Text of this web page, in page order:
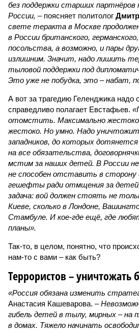
без поддержки старших партнёров
России, – поясняет политолог
свете теракта в Москве
в России британского,
посольства, а возможно, и пары
излишним. Значит, надо лишить
тыловой поддержки под
Это уже не побудка, это – набат,
А вот за трагедию Геленджика надо
справедливо полагает Евстафьев.
отомстить. Максимально
жестоко. Но умно. Надо
западников, до которых
на все обязательства,
мстим за наших детей. В России
не способен отставить в сторону
гешефты ради отмщения за
задача: вой должен стоять не
Киеве, сколько в Лондоне,
Стамбуле. И кое-где ещё, где
планы».
Так-то, в целом, понятно, что
нам-то с вами – как быть?
Террористов – уничтожать
«Россия обязана изменить
Анастасия Кашеварова. –
гибель детей в тылу, мирных – на
в домах. Тяжело начинать